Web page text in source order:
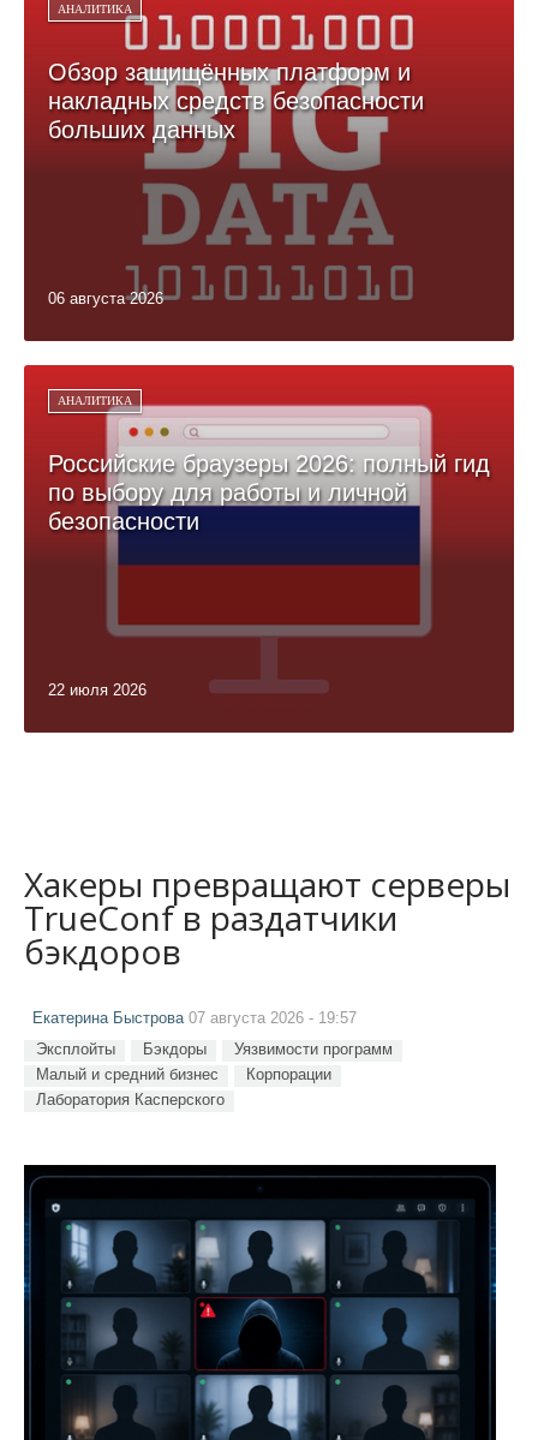
АНАЛИТИКА
Обзор защищённых платформ и
накладных средств безопасности
больших данных
06 августа 2026
АНАЛИТИКА
Российские браузеры 2026: полный гид
по выбору для работы и личной
безопасности
22 июля 2026
Хакеры превращают серверы
TrueConf в раздатчики
бэкдоров
Екатерина Быстрова 07 августа 2026 - 19:57
Эксплойты Бэкдоры
Уязвимости программ
Малый и средний бизнес
Корпорации
Лаборатория Касперского